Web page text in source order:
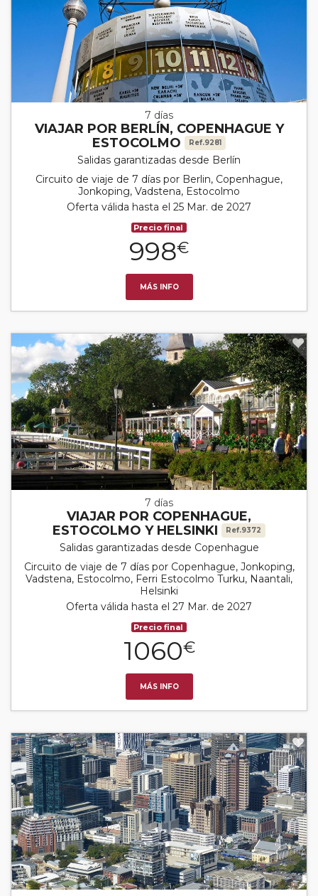
7 días
VIAJAR POR BERLÍN, COPENHAGUE Y
ESTOCOLMO
Ref.9281
Salidas garantizadas desde Berlín
Circuito de viaje de 7 días por Berlin, Copenhague,
Jonkoping, Vadstena, Estocolmo
Oferta válida hasta el 25 Mar. de 2027
Precio final
998€
MÁS INFO
7 días
VIAJAR POR COPENHAGUE,
ESTOCOLMO Y HELSINKI
Ref.9372
Salidas garantizadas desde Copenhague
Circuito de viaje de 7 días por Copenhague, Jonkoping,
Vadstena, Estocolmo, Ferri Estocolmo Turku, Naantali,
Helsinki
Oferta válida hasta el 27 Mar. de 2027
Precio final
1060€
MÁS INFO